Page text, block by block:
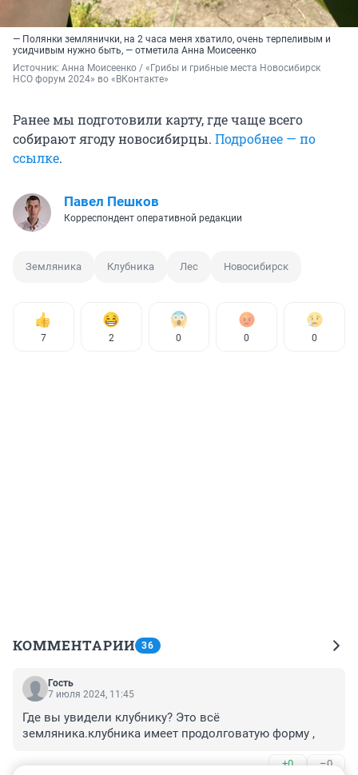
— Полянки землянички, на 2 часа меня хватило, очень терпеливым и
усидчивым нужно быть, — отметила Анна Моисеенко
Источник: Анна Моисеенко / «Грибы и грибные места Новосибирск
НСО форум 2024» во «ВКонтакте»
Ранее мы подготовили карту, где чаще всего
собирают ягоду новосибирцы. Подробнее — по
ссылке.
Павел Пешков
Корреспондент оперативной редакции
Земляника Клубника Лес Новосибирск
7 2 0 0 0
КОММЕНТАРИИ 36
Гость
7 июля 2024, 11:45
Где вы увидели клубнику? Это всё
земляника.клубника имеет продолговатую форму ,
+0 –0